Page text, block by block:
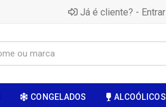
Já é cliente? - Entrar
CONGELADOS ALCOÓLICOS